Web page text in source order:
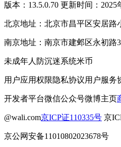
版本：13.5.0.70 更新时间：2025
北京地址：北京市昌平区安居路
南京地址：南京市建邺区永初路
未成年人防沉迷系统米币
用户应用权限隐私协议用户服务
开发者平台微信公众号微博主页
@wali.com京ICP证110335号 京
京公网安备11010802023678号